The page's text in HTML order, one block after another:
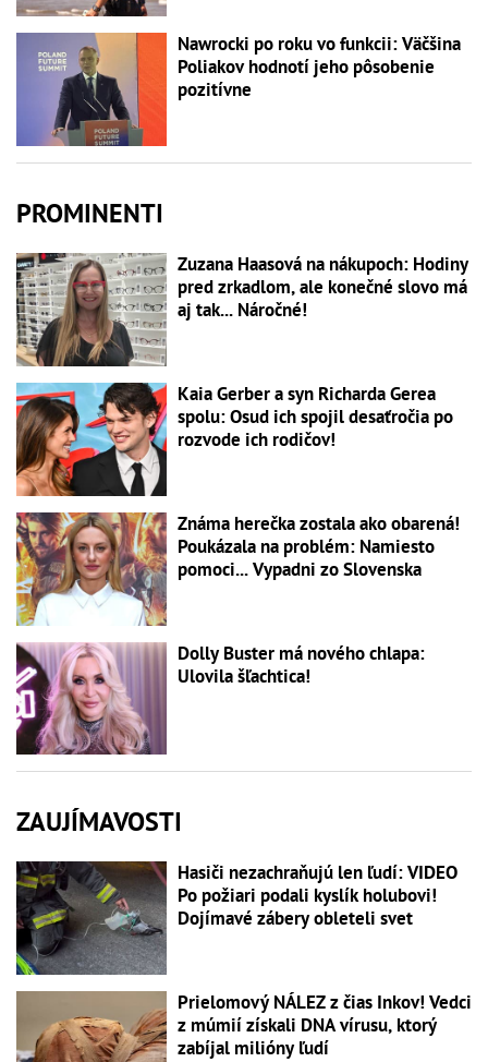
Nawrocki po roku vo funkcii: Väčšina
Poliakov hodnotí jeho pôsobenie
pozitívne
PROMINENTI
Zuzana Haasová na nákupoch: Hodiny
pred zrkadlom, ale konečné slovo má
aj tak... Náročné!
Kaia Gerber a syn Richarda Gerea
spolu: Osud ich spojil desaťročia po
rozvode ich rodičov!
Známa herečka zostala ako obarená!
Poukázala na problém: Namiesto
pomoci... Vypadni zo Slovenska
Dolly Buster má nového chlapa:
Ulovila šľachtica!
ZAUJÍMAVOSTI
Hasiči nezachraňujú len ľudí: VIDEO
Po požiari podali kyslík holubovi!
Dojímavé zábery obleteli svet
Prielomový NÁLEZ z čias Inkov! Vedci
z múmií získali DNA vírusu, ktorý
zabíjal milióny ľudí